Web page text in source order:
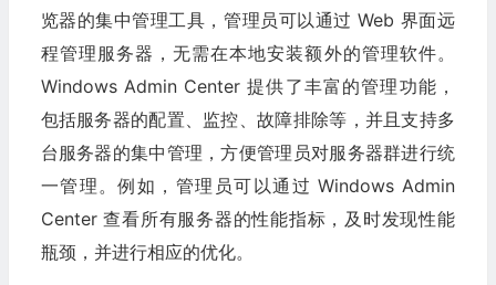
览器的集中管理工具，管理员可以通过 Web 界面远
程管理服务器，无需在本地安装额外的管理软件。
Windows Admin Center 提供了丰富的管理功能，
包括服务器的配置、监控、故障排除等，并且支持多
台服务器的集中管理，方便管理员对服务器群进行统
一管理。例如，管理员可以通过 Windows Admin
Center 查看所有服务器的性能指标，及时发现性能
瓶颈，并进行相应的优化。